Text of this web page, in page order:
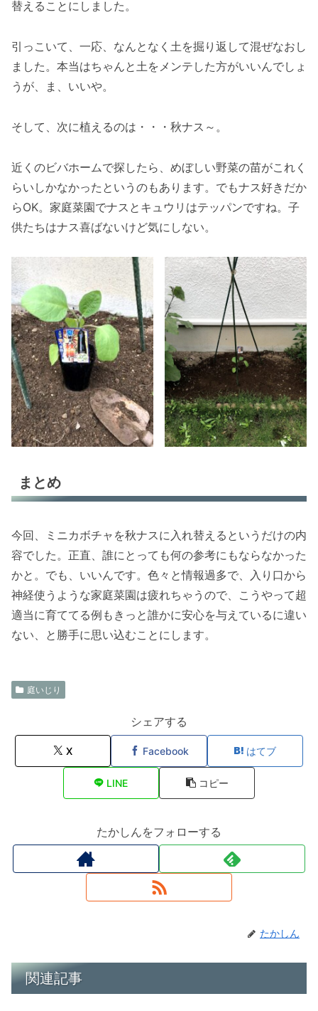
替えることにしました。
引っこいて、一応、なんとなく土を掘り返して混ぜなおし
ました。本当はちゃんと土をメンテした方がいいんでしょ
うが、ま、いいや。
そして、次に植えるのは・・・秋ナス～。
近くのビバホームで探したら、めぼしい野菜の苗がこれく
らいしかなかったというのもあります。でもナス好きだか
らOK。家庭菜園でナスとキュウリはテッパンですね。子
供たちはナス喜ばないけど気にしない。
まとめ
今回、ミニカボチャを秋ナスに入れ替えるというだけの内
容でした。正直、誰にとっても何の参考にもならなかった
かと。でも、いいんです。色々と情報過多で、入り口から
神経使うような家庭菜園は疲れちゃうので、こうやって超
適当に育ててる例もきっと誰かに安心を与えているに違い
ない、と勝手に思い込むことにします。
庭いじり
シェアする
X Facebook はてブ
LINE コピー
たかしんをフォローする
たかしん
関連記事